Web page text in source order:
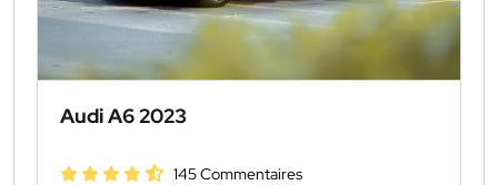
Audi A6 2023
145 Commentaires